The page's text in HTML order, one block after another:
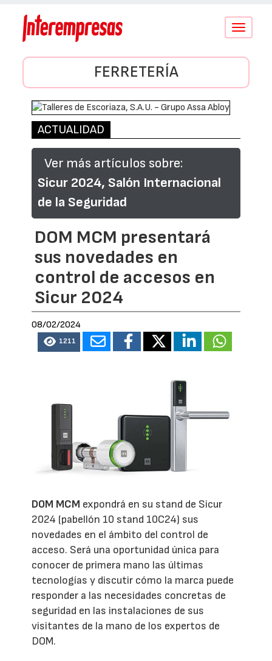
Conmutar
FERRETERÍA
ACTUALIDAD
Ver más artículos sobre:
Sicur 2024, Salón Internacional
de la Seguridad
DOM MCM presentará
sus novedades en
control de accesos en
Sicur 2024
08/02/2024
1211
DOM MCM expondrá en su stand de Sicur
2024 (pabellón 10 stand 10C24) sus
novedades en el ámbito del control de
acceso. Será una oportunidad única para
conocer de primera mano las últimas
tecnologías y discutir cómo la marca puede
responder a las necesidades concretas de
seguridad en las instalaciones de sus
visitantes de la mano de los expertos de
DOM.